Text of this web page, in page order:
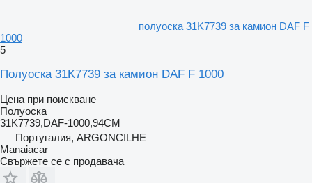
полуоска 31K7739 за камион DAF F
1000
5
Полуоска 31K7739 за камион DAF F 1000
Цена при поискване
Полуоска
31K7739,DAF-1000,94CM
Португалия, ARGONCILHE
Manaiacar
Свържете се с продавача